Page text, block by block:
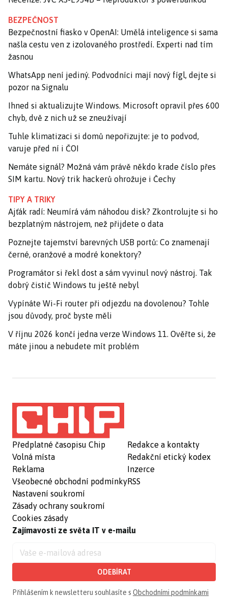
BEZPEČNOST
Bezpečnostní fiasko v OpenAI: Umělá inteligence si sama
našla cestu ven z izolovaného prostředí. Experti nad tím
žasnou
WhatsApp není jediný. Podvodníci mají nový fígl, dejte si
pozor na Signalu
Ihned si aktualizujte Windows. Microsoft opravil přes 600
chyb, dvě z nich už se zneužívají
Tuhle klimatizaci si domů nepořizujte: je to podvod,
varuje před ní i ČOI
Nemáte signál? Možná vám právě někdo krade číslo přes
SIM kartu. Nový trik hackerů ohrožuje i Čechy
TIPY A TRIKY
Ajťák radí: Neumírá vám náhodou disk? Zkontrolujte si ho
bezplatným nástrojem, než přijdete o data
Poznejte tajemství barevných USB portů: Co znamenají
černé, oranžové a modré konektory?
Programátor si řekl dost a sám vyvinul nový nástroj. Tak
dobrý čistič Windows tu ještě nebyl
Vypínáte Wi-Fi router při odjezdu na dovolenou? Tohle
jsou důvody, proč byste měli
V říjnu 2026 končí jedna verze Windows 11. Ověřte si, že
máte jinou a nebudete mít problém
Předplatné časopisu Chip
Volná místa
Reklama
Všeobecné obchodní podmínky
Nastavení soukromí
Zásady ochrany soukromí
Cookies zásady
Redakce a kontakty
Redakční etický kodex
Inzerce
RSS
Zajímavosti ze světa IT v e-mailu
ODEBÍRAT
Přihlášením k newsletteru souhlasíte s Obchodními podmínkami